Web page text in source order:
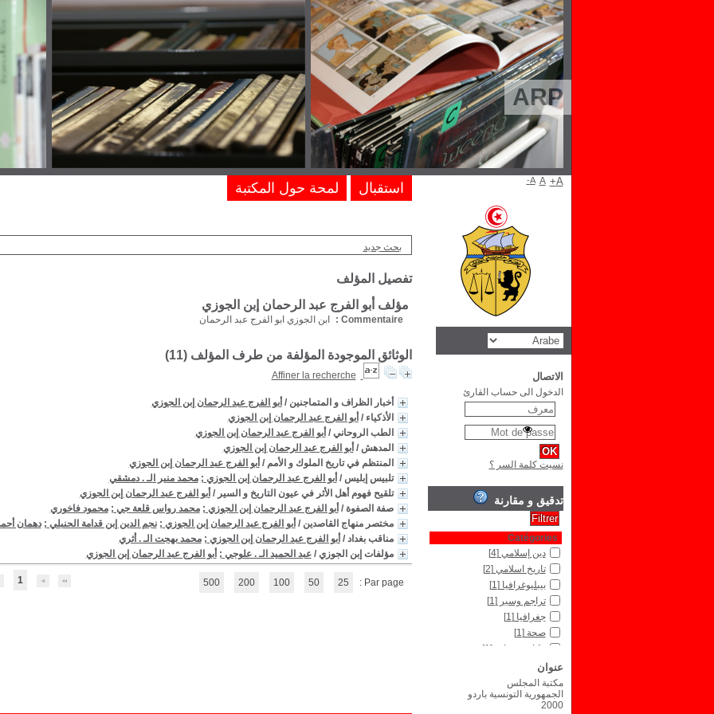
ARP
بحث جديد
تفصيل المؤلف
مؤلف أبو الفرج عبد الرحمان إبن الجوزي
Commentaire : ابن الجوزي ابو الفرج عبد الرحمان
الوثائق الموجودة المؤلفة من طرف المؤلف (11
)
Affiner la recherche
أخبار الظراف و المتماجنين / أبو الفرج عبد الرحمان إبن الجوزي
الأذكياء / أبو الفرج عبد الرحمان إبن الجوزي
الطب الروحاني / أبو الفرج عبد الرحمان إبن الجوزي
المدهش / أبو الفرج عبد الرحمان إبن الجوزي
المنتظم في تاريخ الملوك و الأمم / أبو الفرج عبد الرحمان إبن الجوزي
تلبيس إبليس / أبو الفرج عبد الرحمان إبن الجوزي ;محمد منير الـ . دمشقي
تلقيح فهوم أهل الأثر في عيون التاريخ و السير / أبو الفرج عبد الرحمان إبن الجوزي
صفة الصفوة / أبو الفرج عبد الرحمان إبن الجوزي ;محمد رواس قلعة جي ;محمود فاخوري
مختصر منهاج القاصدين / أبو الفرج عبد الرحمان إبن الجوزي ;نجم الدين إبن قدامة الحنبلي ;دهمان
مناقب بغداد / أبو الفرج عبد الرحمان إبن الجوزي ;محمد بهجت الـ . أثري
مؤلفات إبن الجوزي /عبد الحميد الـ . علوجي ; أبو الفرج عبد الرحمان إبن الجوزي
1 Par page :
25
50
100
200
500
استقبال لمحة حول المكتبة A- A A+
الاتصال
الدخول الى حساب القارئ
نسيت كلمة السر ؟
تدقيق و مقارنة
Catégories
دين إسلامي [4]
تاريخ اسلامي [2]
بيبليوغرافيا [1]
تراجم وسير [1]
جغرافيا [1]
صحة [1]
فكاهة و نوادر[1]
عنوان
مكتبة المجلس
الجمهورية التونسية باردو
2000